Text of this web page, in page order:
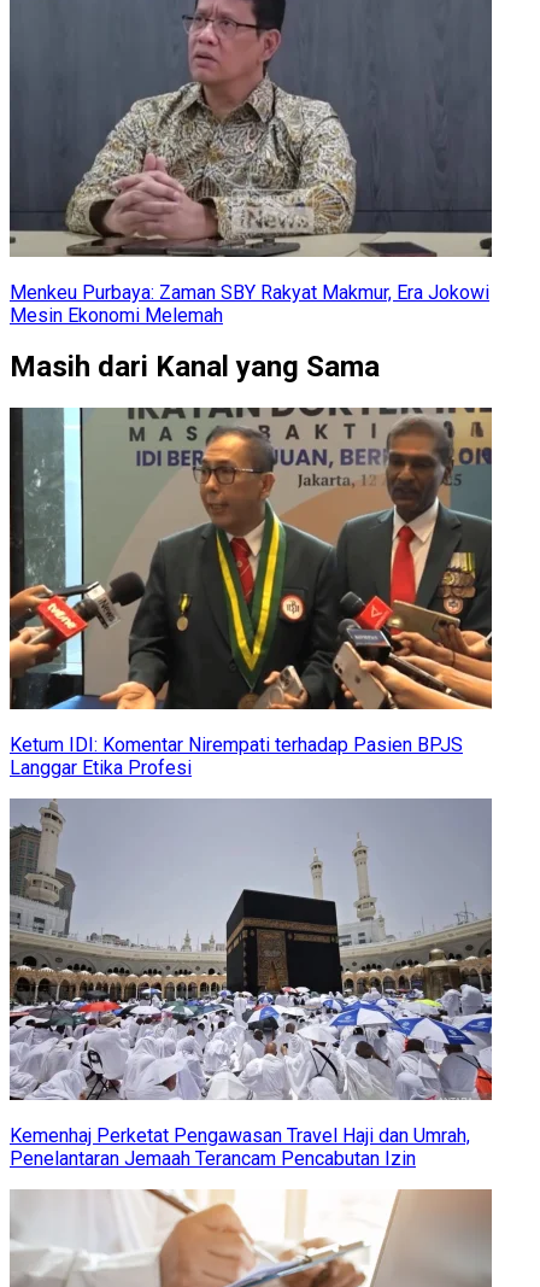
Menkeu Purbaya: Zaman SBY Rakyat Makmur, Era Jokowi
Mesin Ekonomi Melemah
Masih dari Kanal yang Sama
Ketum IDI: Komentar Nirempati terhadap Pasien BPJS
Langgar Etika Profesi
Kemenhaj Perketat Pengawasan Travel Haji dan Umrah,
Penelantaran Jemaah Terancam Pencabutan Izin